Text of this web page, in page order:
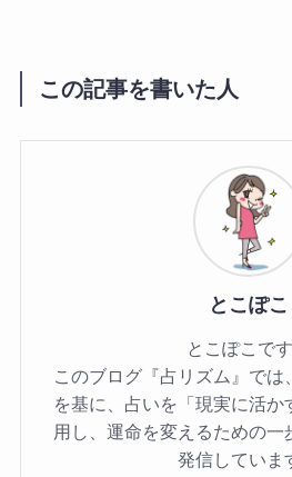
この記事を書いた人
とこぽこ
とこぽこです
このブログ『占リズム』では
を基に、占いを「現実に活か
用し、運命を変えるための一
発信していま